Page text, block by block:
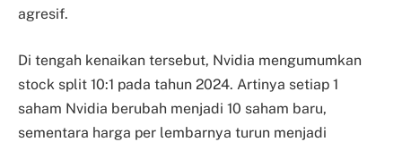
agresif.
Di tengah kenaikan tersebut, Nvidia mengumumkan
stock split 10:1 pada tahun 2024. Artinya setiap 1
saham Nvidia berubah menjadi 10 saham baru,
sementara harga per lembarnya turun menjadi